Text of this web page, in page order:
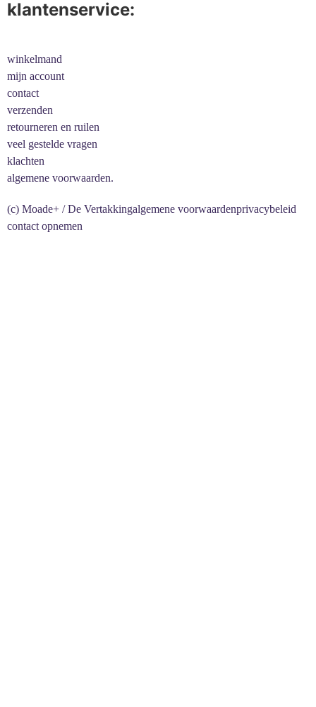
klantenservice:
winkelmand
mijn account
contact
verzenden
retourneren en ruilen
veel gestelde vragen
klachten
algemene voorwaarden.
(c) Moade+ / De Vertakkingalgemene voorwaardenprivacybeleid
contact opnemen